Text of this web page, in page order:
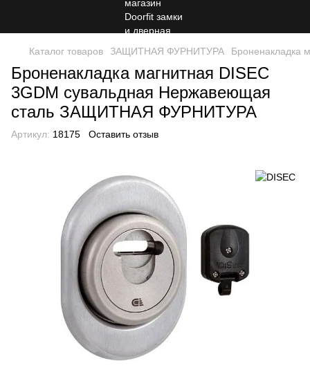
Каталог товаров ЗАЩИТНАЯ ФУРНИТУРА Броненакладка
Броненакладка магнитная DISEC
3GDM сувальдная Нержавеющая
сталь ЗАЩИТНАЯ ФУРНИТУРА
Артикул: 18175 Оставить отзыв